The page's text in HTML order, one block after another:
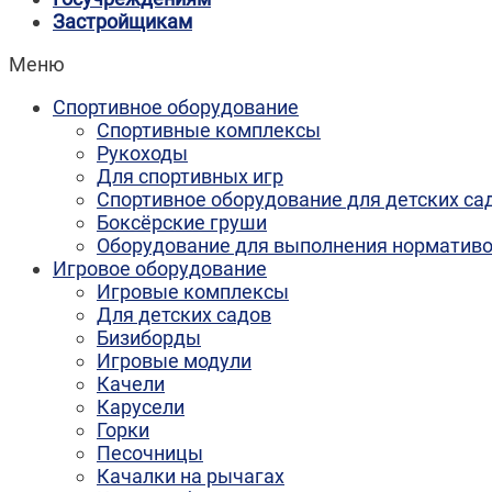
Застройщикам
Меню
Спортивное оборудование
Спортивные комплексы
Рукоходы
Для спортивных игр
Спортивное оборудование для детских
Боксёрские груши
Оборудование для выполнения
Игровое оборудование
Игровые комплексы
Для детских садов
Бизиборды
Игровые модули
Качели
Карусели
Горки
Песочницы
Качалки на рычагах